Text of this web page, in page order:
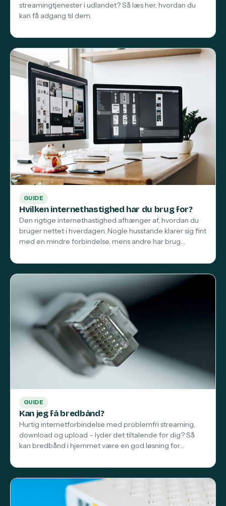
streamingtjenester i udlandet? Så læs her, hvordan du
kan få adgang til dem.
GUIDE
Hvilken internethastighed har du brug for?
Den rigtige internethastighed afhænger af, hvordan du
bruger nettet i hverdagen. Nogle husstande klarer sig fint
med en mindre forbindelse, mens andre har brug…
GUIDE
Kan jeg få bredbånd?
Hurtig internetforbindelse med problemfri streaming,
download og upload – lyder det tiltalende for dig? Så
kan bredbånd i hjemmet være en god løsning for…